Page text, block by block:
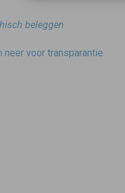
beleggen
neer voor transparantie